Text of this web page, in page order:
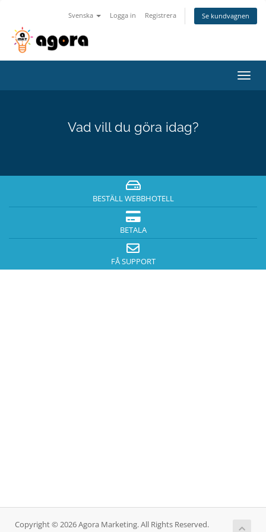
Svenska Logga in Registrera Se kundvagnen
Vad vill du göra idag?
BESTÄLL WEBBHOTELL
BETALA
FÅ SUPPORT
Copyright © 2026 Agora Marketing. All Rights Reserved.